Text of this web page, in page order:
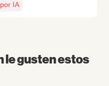
IA
le gusten estos